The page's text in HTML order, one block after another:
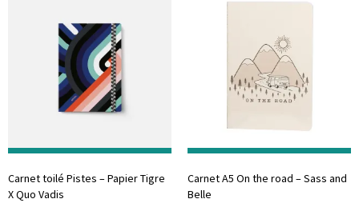
Carnet toilé Pistes – Papier Tigre
X Quo Vadis
Carnet A5 On the road – Sass and
Belle